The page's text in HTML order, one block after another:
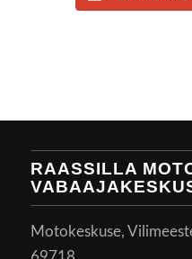
RAASSILLA
Motokeskuse,